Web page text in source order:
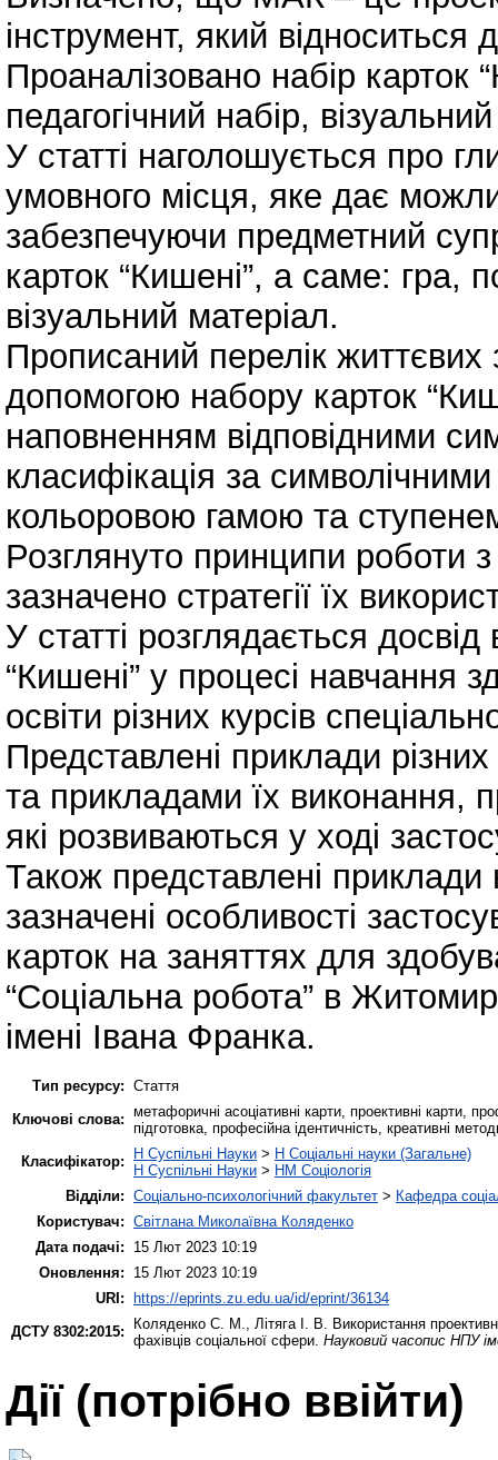
інструмент, який відноситься
Проаналізовано набір карток
педагогічний набір,
У статті наголошується про
умовного місця, яке дає
забезпечуючи предметний
карток “Кишені”, а саме: гра,
візуальний матеріал.
Прописаний перелік
допомогою набору карток
наповненням відповідними
класифікація за
кольоровою гамою та
Розглянуто принципи роботи
зазначено стратегії їх
У статті розглядається
“Кишені” у процесі навчання
освіти різних курсів
Представлені приклади
та прикладами їх виконання,
які розвиваються у ході
Також представлені приклади
зазначені особливості
карток на заняттях для
“Соціальна робота” в
імені Івана Франка.
Тип ресурсу: Стаття
Ключові слова: метафоричні асоціативні карти, проективні карти,
підготовка, професійна ідентичність, креативні
Класифікатор:
H Суспільні Науки > H Соціальні науки (Загальне)
H Суспільні Науки > HM Соціологія
Відділи: Соціально-психологічний факультет > Кафедра
Користувач: Світлана Миколаївна Коляденко
Дата подачі:
15 Лют 2023 10:19
Оновлення:
15 Лют 2023 10:19
URI: https://eprints.zu.edu.ua/id/eprint/36134
ДСТУ 8302:2015:
Коляденко С. М. Літяга І. В.
Використання
фахівців соціальної сфери. Науковий часопис НПУ
Дії ​​(потрібно ввійти)